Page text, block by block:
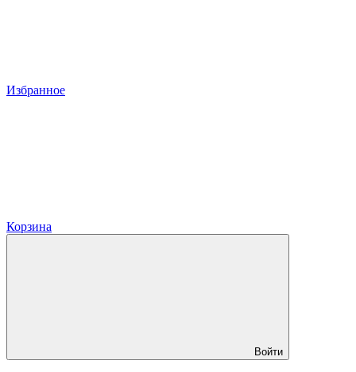
Избранное
Корзина
Войти